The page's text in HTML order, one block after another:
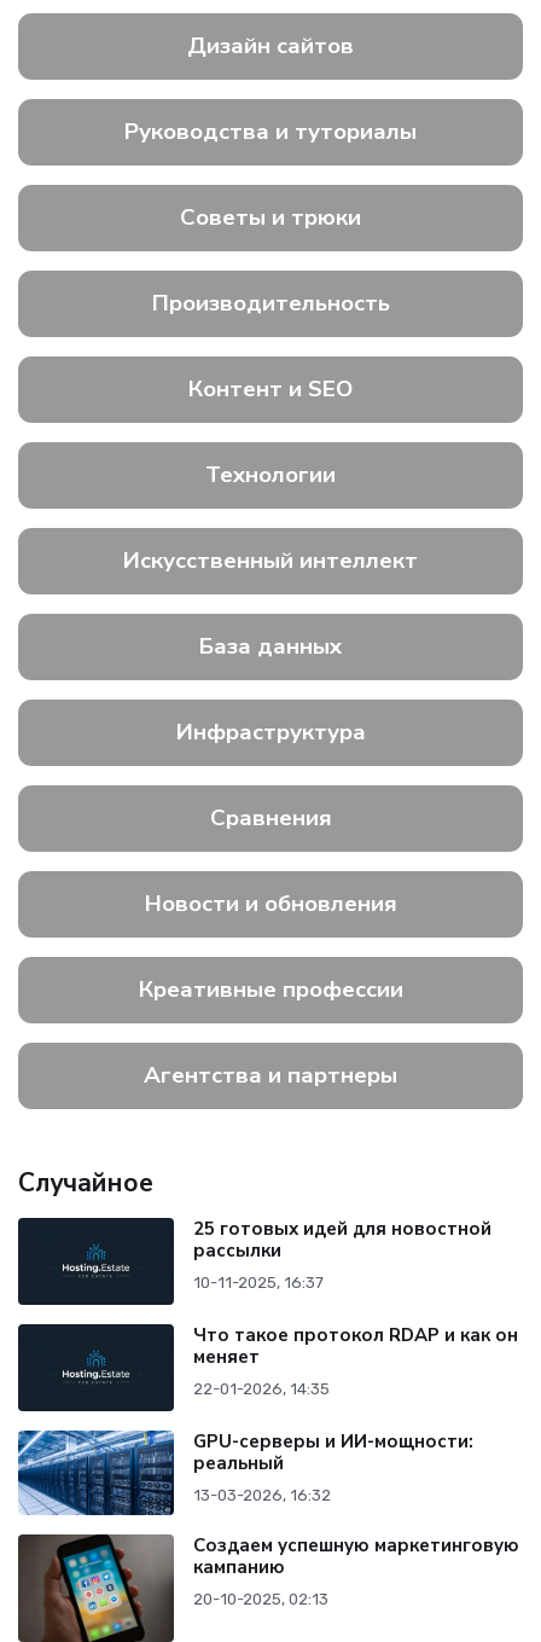
Дизайн сайтов
Руководства и туториалы
Советы и трюки
Производительность
Контент и SEO
Технологии
Искусственный интеллект
База данных
Инфраструктура
Сравнения
Новости и обновления
Креативные профессии
Агентства и партнеры
Случайное
25 готовых идей для новостной
рассылки
10-11-2025, 16:37
Что такое протокол RDAP и как он
меняет
22-01-2026, 14:35
GPU-серверы и ИИ-мощности:
реальный
13-03-2026, 16:32
Создаем успешную маркетинговую
кампанию
20-10-2025, 02:13